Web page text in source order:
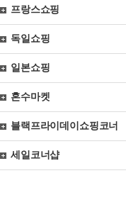
프랑스쇼핑
독일쇼핑
일본쇼핑
혼수마켓
블랙프라이데이쇼핑코너
세일코너샵